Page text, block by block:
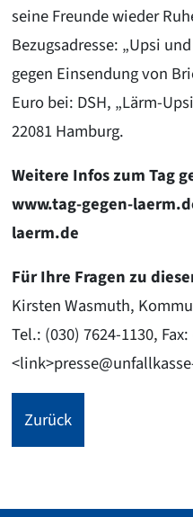
seine Freunde wieder
Bezugsadresse: „Upsi
gegen Einsendung von
Euro bei: DSH, „Lärm-
22081 Hamburg.
Weitere Infos zum Tag
www.tag-gegen-
laerm.de
Für Ihre Fragen zu
Kirsten Wasmuth,
Tel.: (030) 7624-1130,
Zurück